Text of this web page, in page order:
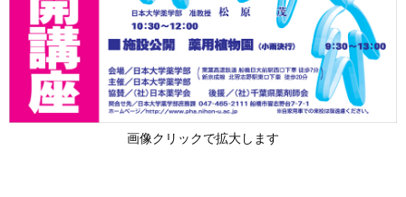
画像クリックで拡大します